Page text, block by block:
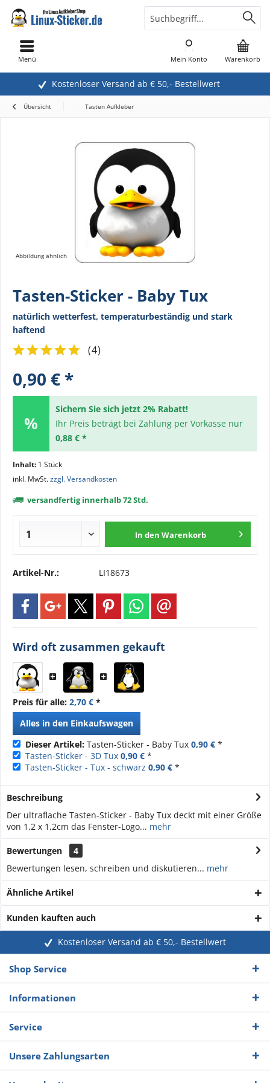
Kostenloser Versand ab € 50,- Bestellwert
Warenkorb
Mein Konto
Menü
Übersicht Tasten Aufkleber
Abbildung ähnlich
Tasten-Sticker - Baby Tux
natürlich wetterfest, temperaturbeständig und stark
haftend
(4)
0,90 € *
Sichern Sie sich jetzt 2% Rabatt!
Ihr Preis beträgt bei Zahlung per Vorkasse nur
0,88 € *
Inhalt: 1 Stück
inkl. MwSt.zzgl. Versandkosten
versandfertig innerhalb 72 Std.
In den Warenkorb
Artikel-Nr.: LI18673
Wird oft zusammen gekauft
Preis für alle: 2,70 € *
Alles in den Einkaufswagen
Dieser Artikel: Tasten-Sticker - Baby Tux 0,90 € *
Tasten-Sticker - 3D Tux 0,90 € *
Tasten-Sticker - Tux - schwarz 0,90 € *
Beschreibung
Der ultraflache Tasten-Sticker - Baby Tux deckt mit einer Größe
von 1,2 x 1,2cm das Fenster-Logo... mehr
Bewertungen
4
Bewertungen lesen, schreiben und diskutieren... mehr
Ähnliche Artikel
Kunden kauften auch
Kostenloser Versand ab € 50,- Bestellwert
Shop Service
Informationen
Service
Unsere Zahlungsarten